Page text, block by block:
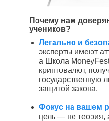
Легально и
эксперты имеют
а Школа
криптовалют,
государственную
защитой закона.
Фокус на вашем
цель — не теория,
Почему нам
учеников?